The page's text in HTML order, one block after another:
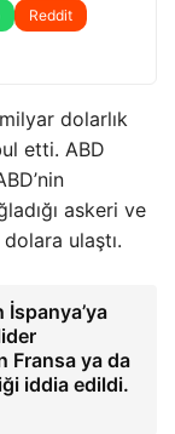
Reddit
dolarlık
etti. ABD
askeri ve
ulaştı.
İspanya’ya
Fransa ya da
iddia edildi.